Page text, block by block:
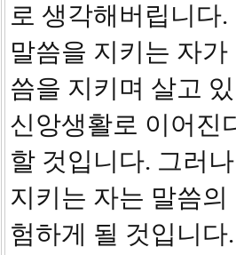
로 생각해버립니다
말씀을 지키는 자
씀을 지키며 살고
신앙생활로 이어진
할 것입니다. 그러
지키는 자는 말씀
험하게 될 것입니